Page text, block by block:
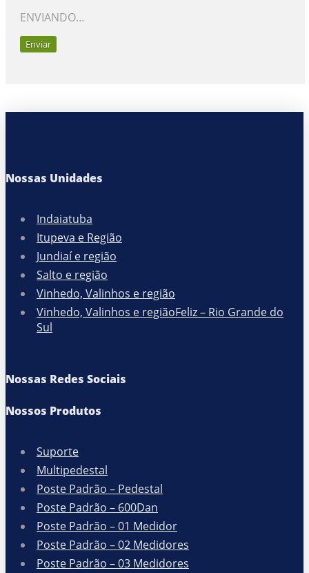
ENVIANDO...
Nossas Unidades
Indaiatuba
Itupeva e Região
Jundiaí e região
Salto e região
Vinhedo, Valinhos e região
Vinhedo, Valinhos e regiãoFeliz – Rio Grande do
Sul
Nossas Redes Sociais
Nossos Produtos
Suporte
Multipedestal
Poste Padrão – Pedestal
Poste Padrão – 600Dan
Poste Padrão – 01 Medidor
Poste Padrão – 02 Medidores
Poste Padrão – 03 Medidores